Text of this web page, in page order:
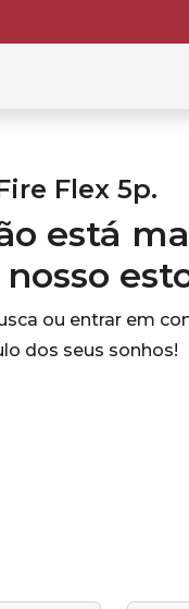
Flex 5p.
está
ou entrar em
dos seus sonhos!